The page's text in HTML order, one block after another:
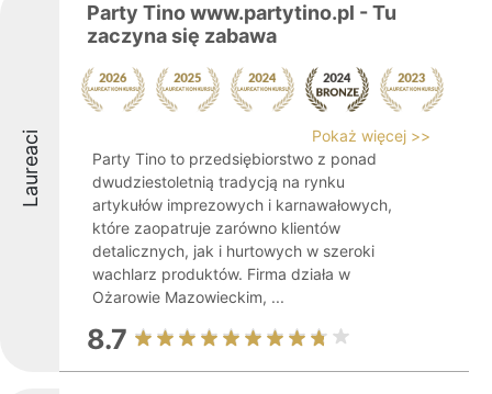
Laureaci
Party Tino www.partytino.pl - Tu
zaczyna się zabawa
Pokaż więcej >>
Party Tino to przedsiębiorstwo z ponad
dwudziestoletnią tradycją na rynku
artykułów imprezowych i karnawałowych,
które zaopatruje zarówno klientów
detalicznych, jak i hurtowych w szeroki
wachlarz produktów. Firma działa w
Ożarowie Mazowieckim, ...
8.7